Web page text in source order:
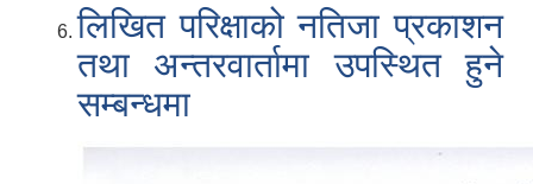
लिखित परिक्षाको नतिजा प्रकाशन
तथा अन्तरवार्तामा उपस्थित हुने
सम्बन्धमा